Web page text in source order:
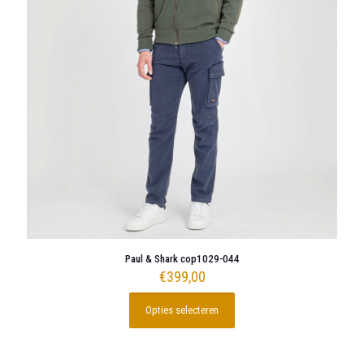
Paul & Shark cop1029-044
€399,00
Opties selecteren
product